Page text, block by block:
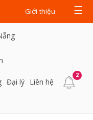
Giới thiệu ☰
Đại lý Liên hệ
2